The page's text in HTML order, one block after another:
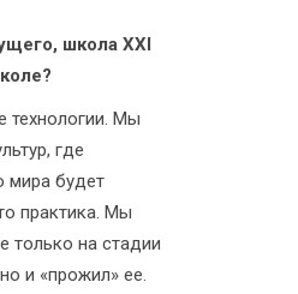
школа XXI
технологии. Мы
где
мира будет
практика. Мы
только на стадии
и «прожил» ее.